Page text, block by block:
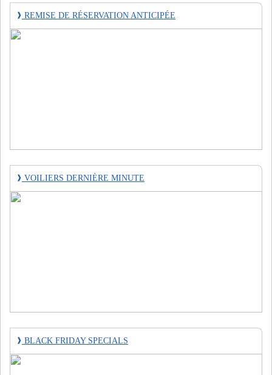
❱ REMISE DE RÉSERVATION ANTICIPÉE
❱ VOILIERS DERNIÈRE MINUTE
❱ BLACK FRIDAY SPECIALS